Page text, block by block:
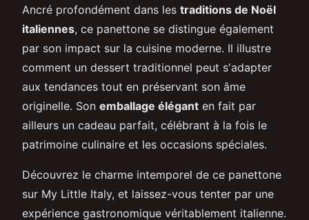
Ancré profondément dans les traditions de Noël
italiennes, ce panettone se distingue également
par son impact sur la cuisine moderne. Il illustre
comment un dessert traditionnel peut s'adapter
aux tendances tout en préservant son âme
originelle. Son emballage élégant en fait par
ailleurs un cadeau parfait, célébrant à la fois le
patrimoine culinaire et les occasions spéciales.
Découvrez le charme intemporel de ce panettone
sur My Little Italy, et laissez-vous tenter par une
expérience gastronomique véritablement italienne.